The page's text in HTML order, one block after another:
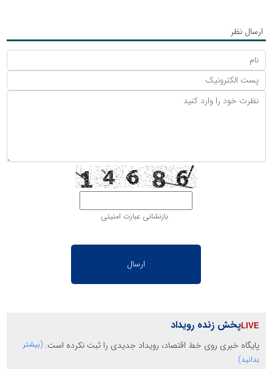
ارسال نظر
بازنشانی عبارت امنیتی
پخش زنده رویداد
پایگاه خبری روی خط اقتصاد، رویداد جدیدی را ثبت نکرده است. (بیشتر
بدانید)